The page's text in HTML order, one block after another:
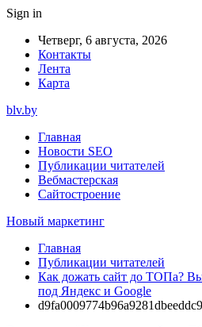
Sign in
Четверг, 6 августа, 2026
Контакты
Лента
Карта
blv.by
Главная
Новости SEO
Публикации читателей
Вебмастерская
Сайтостроение
Новый маркетинг
Главная
Публикации читателей
Как дожать сайт до ТОПа?
под Яндекс и Google